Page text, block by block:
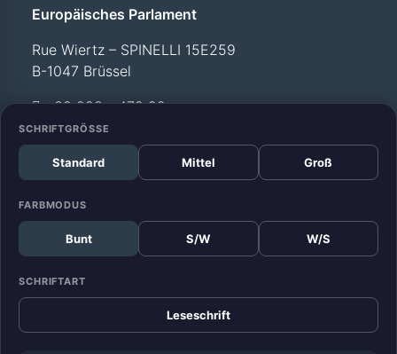
SCHRIFTGRÖSSE
Standard Mittel Groß
FARBMODUS
Bunt S/W W/S
SCHRIFTART
Leseschrift
Europäisches Parlament
Rue Wiertz – SPINELLI 15E259
B-1047 Brüssel
+32 228 - 472 99
Büro Straßburg
Europäisches Parlament
Allée du Printemps –
WEISS T12 029
F-67070 Straßburg
+33 388 - 17 52 99